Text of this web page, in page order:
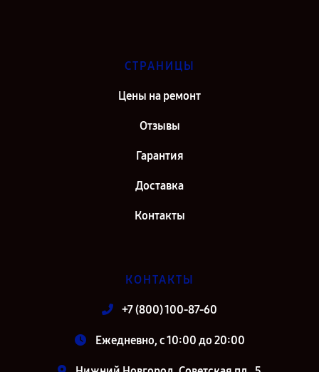
СТРАНИЦЫ
Цены на ремонт
Отзывы
Гарантия
Доставка
Контакты
КОНТАКТЫ
+7 (800) 100-87-60
Ежедневно, с 10:00 до 20:00